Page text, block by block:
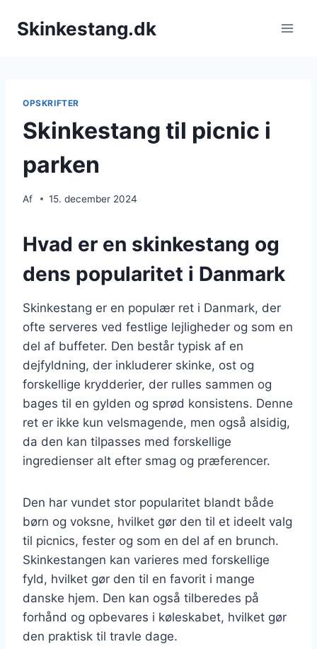
Skinkestang.dk
OPSKRIFTER
Skinkestang til picnic i
parken
Af 15. december 2024
Hvad er en skinkestang og
dens popularitet i Danmark
Skinkestang er en populær ret i Danmark, der
ofte serveres ved festlige lejligheder og som en
del af buffeter. Den består typisk af en
dejfyldning, der inkluderer skinke, ost og
forskellige krydderier, der rulles sammen og
bages til en gylden og sprød konsistens. Denne
ret er ikke kun velsmagende, men også alsidig,
da den kan tilpasses med forskellige
ingredienser alt efter smag og præferencer.
Den har vundet stor popularitet blandt både
børn og voksne, hvilket gør den til et ideelt valg
til picnics, fester og som en del af en brunch.
Skinkestangen kan varieres med forskellige
fyld, hvilket gør den til en favorit i mange
danske hjem. Den kan også tilberedes på
forhånd og opbevares i køleskabet, hvilket gør
den praktisk til travle dage.